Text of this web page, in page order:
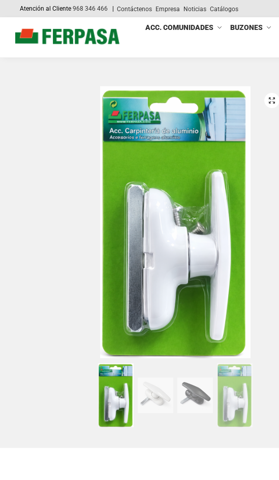
Atención al Cliente968 346 466 Contáctenos Empresa Noticias Catálogos
ACC. COMUNIDADES BUZONES
Search